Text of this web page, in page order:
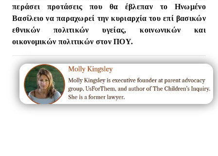
περάσει προτάσεις που θα έβλεπαν το Ηνωμένο
Βασίλειο να παραχωρεί την κυριαρχία του επί βασικών
εθνικών πολιτικών υγείας, κοινωνικών και
οικονομικών πολιτικών στον ΠΟΥ.